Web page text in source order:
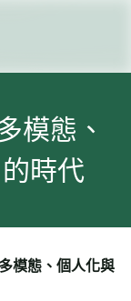
模態、
時代
模態、個人化與